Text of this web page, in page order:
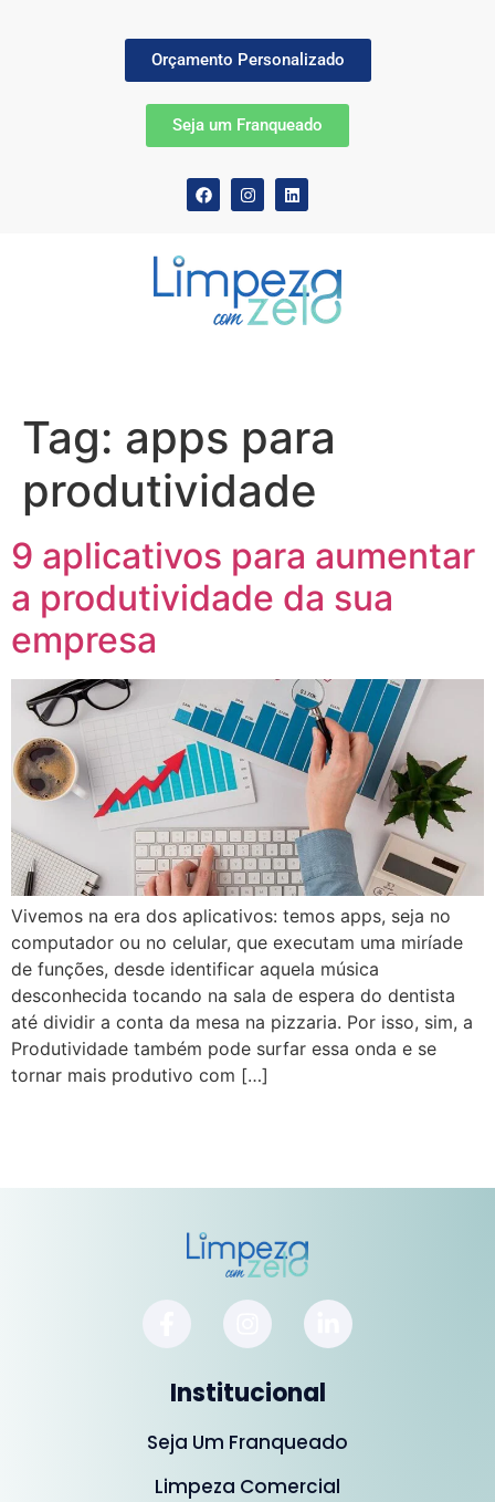
Orçamento Personalizado
Seja um Franqueado
Tag: apps para
produtividade
9 aplicativos para aumentar
a produtividade da sua
empresa
Vivemos na era dos aplicativos: temos apps, seja no
computador ou no celular, que executam uma miríade
de funções, desde identificar aquela música
desconhecida tocando na sala de espera do dentista
até dividir a conta da mesa na pizzaria. Por isso, sim, a
Produtividade também pode surfar essa onda e se
tornar mais produtivo com […]
Institucional
Seja Um Franqueado
Limpeza Comercial